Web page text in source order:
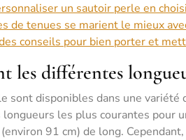
un sautoir perle en
de tenues se marient le mieux
conseils pour bien porter et
les différentes
sont disponibles dans une
longueurs les plus courantes pour
91 cm) de long.